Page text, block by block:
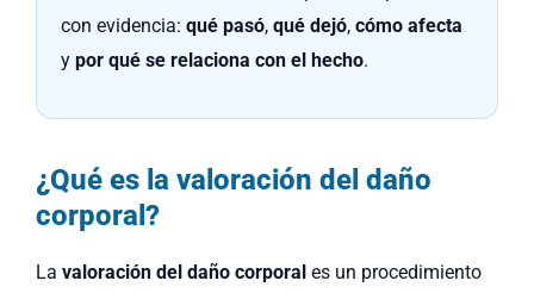
con evidencia: qué pasó, qué dejó, cómo afecta
y por qué se relaciona con el hecho.
¿Qué es la valoración del daño
corporal?
La valoración del daño corporal es un procedimiento